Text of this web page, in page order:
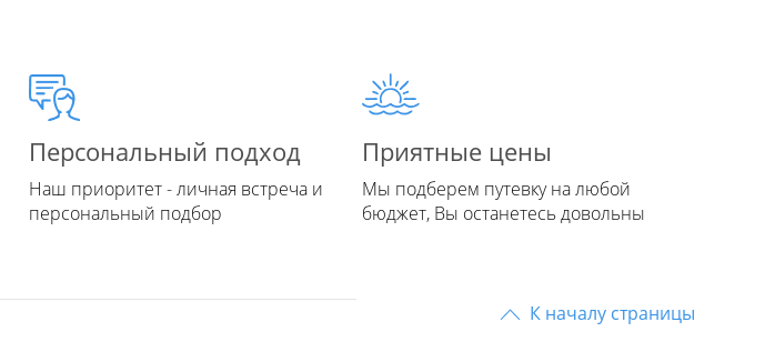
Персональный подход
Наш приоритет - личная встреча и
персональный подбор
Приятные цены
Мы подберем путевку на любой
бюджет, Вы останетесь довольны
К началу страницы